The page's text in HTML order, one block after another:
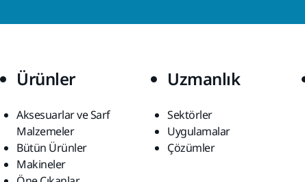
Ürünler
Aksesuarlar ve Sarf
Malzemeler
Bütün Ürünler
Makineler
Uzmanlık
Sektörler
Uygulamalar
Çözümler